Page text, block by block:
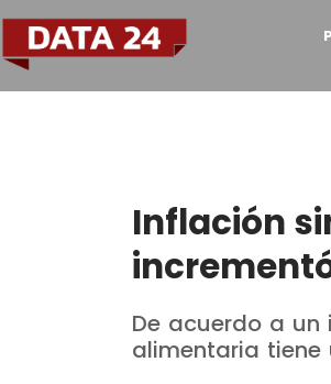
Inflación
De acuerdo a
alimentaria tiene